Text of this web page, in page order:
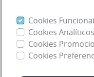
Cookies
Cookies
Cookies
Cookies